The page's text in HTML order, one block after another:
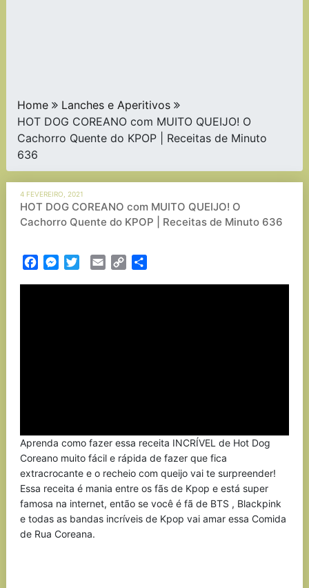
Home
Lanches e Aperitivos
HOT DOG COREANO com MUITO QUEIJO! O
Cachorro Quente do KPOP | Receitas de Minuto
636
4 FEVEREIRO, 2021
HOT DOG COREANO com MUITO QUEIJO! O
Cachorro Quente do KPOP | Receitas de Minuto 636
FacebookMessenger
TwitterEmail Copy
Aprenda como fazer essa receita INCRÍVEL de Hot Dog
Coreano muito fácil e rápida de fazer que fica
extracrocante e o recheio com queijo vai te surpreender!
Essa receita é mania entre os fãs de Kpop e está super
famosa na internet, então se você é fã de BTS , Blackpink
e todas as bandas incríveis de Kpop vai amar essa Comida
de Rua Coreana.